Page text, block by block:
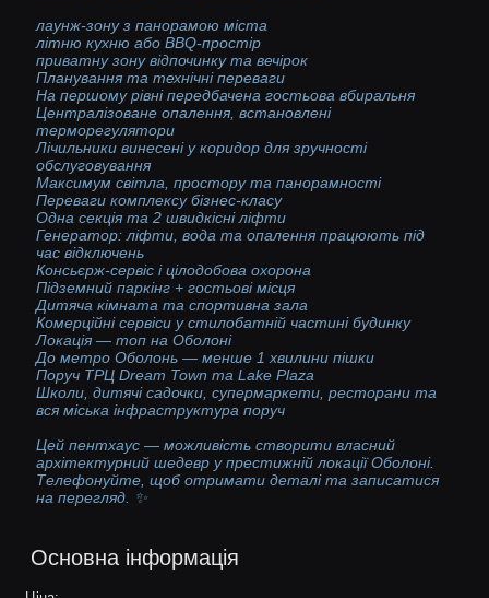
лаунж-зону з панорамою міста
літню кухню або BBQ-простір
приватну зону відпочинку та вечірок
Планування та технічні переваги
На першому рівні передбачена гостьова вбиральня
Централізоване опалення, встановлені
терморегулятори
Лічильники винесені у коридор для зручності
обслуговування
Максимум світла, простору та панорамності
Переваги комплексу бізнес-класу
Одна секція та 2 швидкісні ліфти
Генератор: ліфти, вода та опалення працюють під
час відключень
Консьєрж-сервіс і цілодобова охорона
Підземний паркінг + гостьові місця
Дитяча кімната та спортивна зала
Комерційні сервіси у стилобатній частині будинку
Локація — топ на Оболоні
До метро Оболонь — менше 1 хвилини пішки
Поруч ТРЦ Dream Town та Lake Plaza
Школи, дитячі садочки, супермаркети, ресторани та
вся міська інфраструктура поруч
Цей пентхаус — можливість створити власний
архітектурний шедевр у престижній локації Оболоні.
Телефонуйте, щоб отримати деталі та записатися
на перегляд. ✨
Основна інформація